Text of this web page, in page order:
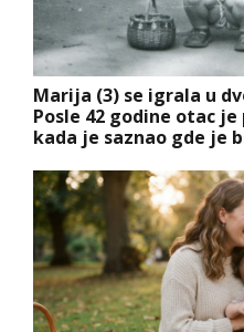
Marija (3) se igrala u
Posle 42 godine otac
kada je saznao gde je